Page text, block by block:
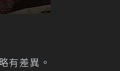
有差異。